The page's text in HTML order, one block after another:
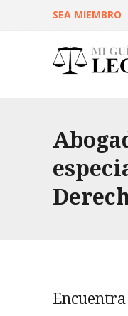
SEA MIEMBRO